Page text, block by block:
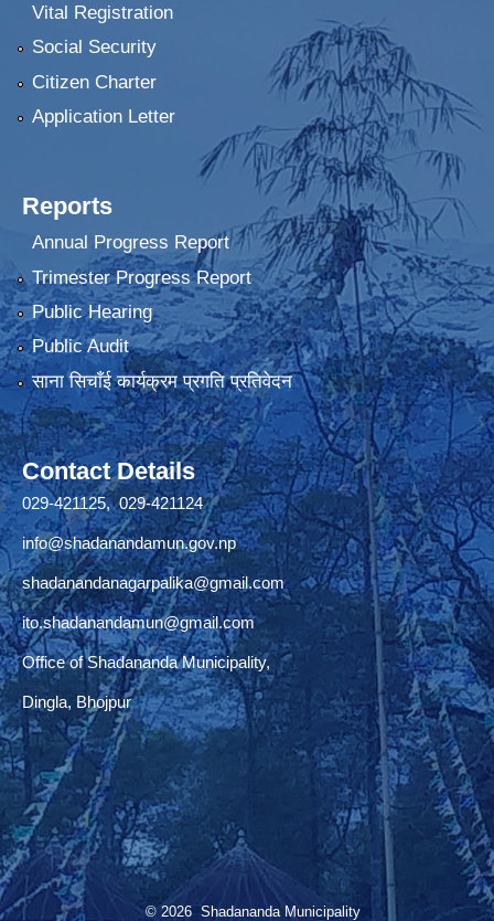
Vital Registration
Social Security
Citizen Charter
Application Letter
Reports
Annual Progress Report
Trimester Progress Report
Public Hearing
Public Audit
साना सिचाँई कार्यक्रम प्रगति प्रतिवेदन
Contact Details
029-421125, 029-421124
info@shadanandamun.gov.np
shadanandanagarpalika@gmail.com
ito.shadanandamun@gmail.com
Office of Shadananda Municipality,
Dingla, Bhojpur
© 2026 Shadananda Municipality